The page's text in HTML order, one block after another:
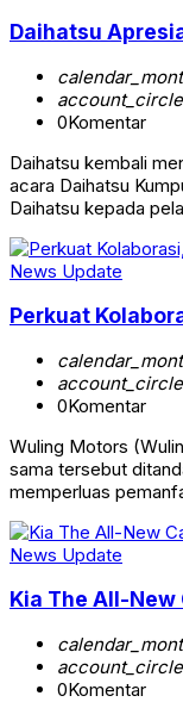
Daihatsu
account_circle
0Komentar
Daihatsu kembali
acara Daihatsu
Daihatsu kepada
News Update
Perkuat
account_circle
0Komentar
Wuling Motors
sama tersebut
memperluas
News Update
Kia The All-New
account_circle
0Komentar